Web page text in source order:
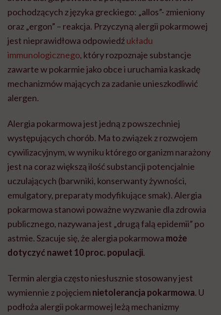
pochodzących z języka greckiego: „allos”- zmieniony
oraz „ergon” – reakcja. Przyczyną alergii pokarmowej
jest nieprawidłowa odpowiedźukładu
immunologicznego, który rozpoznaje substancje
zawarte w pokarmie jako obce i uruchamia kaskadę
mechanizmów mających za zadanie unieszkodliwić
alergen.
Alergia pokarmowa jest jedną z powszechniej
występujących chorób. Ma to związek z rozwojem
cywilizacyjnym, wwyniku którego organizm narażony
jest na coraz większą ilość substancji potencjalnie
uczulających (barwniki, konserwanty żywności,
emulgatory, preparaty modyfikujące smak).Alergia
pokarmowa stanowi poważne wyzwanie dla zdrowia
publicznego, nazywana jest „drugą falą epidemii” po
astmie. Szacuje się, że alergia pokarmowa może
dotyczyć nawet 10 proc. populacji.
Termin alergia często niesłusznie stosowany jest
wymiennie z pojęciemnietolerancja pokarmowa. U
podłoża alergii pokarmowej leżą mechanizmy